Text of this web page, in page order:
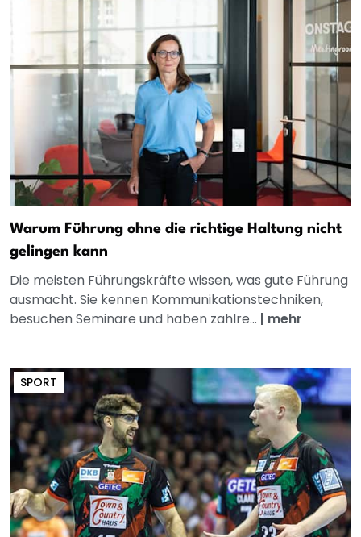
Warum Führung ohne die richtige Haltung nicht
gelingen kann
Die meisten Führungskräfte wissen, was gute Führung
ausmacht. Sie kennen Kommunikationstechniken,
besuchen Seminare und haben zahlre... | mehr
SPORT